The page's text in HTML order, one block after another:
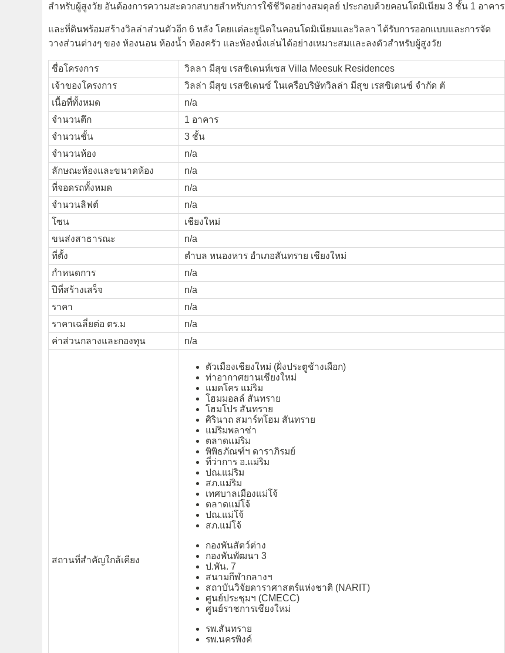
สำหรับผู้สูงวัย อันต้องการความสะดวกสบายสำหรับการใช้ชีวิตอย่างสมดุลย์ ประกอบด้วยคอนโดมิเนียม 3 ชั้น 1 อาคาร
และที่ดินพร้อมสร้างวิลล่าส่วนตัวอีก 6 หลัง โดยแต่ละยูนิตในคอนโดมิเนียมและวิลลา ได้รับการออกแบบและการจัด
วางส่วนต่างๆ ของ ห้องนอน ห้องน้ำ ห้องครัว และห้องนั่งเล่นได้อย่างเหมาะสมและลงตัวสำหรับผู้สูงวัย
ชื่อโครงการ
วิลลา มีสุข เรสซิเดนท์เซส Villa Meesuk Residences
เจ้าของโครงการ
วิลล่า มีสุข เรสซิเดนซ์ ในเครือบริษัทวิลล่า มีสุข เรสซิเดนซ์ จำกัด ตั
เนื้อที่ทั้งหมด
n/a
จำนวนตึก
1 อาคาร
จำนวนชั้น
3 ชั้น
จำนวนห้อง
n/a
ลักษณะห้องและขนาดห้อง
n/a
ที่จอดรถทั้งหมด
n/a
จำนวนลิฟต์
n/a
โซน
เชียงใหม่
ขนส่งสาธารณะ
n/a
ที่ตั้ง
ตำบล หนองหาร อำเภอสันทราย เชียงใหม่
กำหนดการ
n/a
ปีที่สร้างเสร็จ
n/a
ราคา
n/a
ราคาเฉลี่ยต่อ ตร.ม
n/a
ค่าส่วนกลางและกองทุน
n/a
สถานที่สำคัญใกล้เคียง
ตัวเมืองเชียงใหม่ (ฝั่งประตูช้างเผือก)
ท่าอากาศยานเชียงใหม่
แมคโคร แม่ริม
โฮมมอลล์ สันทราย
โฮมโปร สันทราย
ศิรินาถ สมาร์ทโฮม สันทราย
แม่ริมพลาซ่า
ตลาดแม่ริม
พิพิธภัณฑ์ฯ ดาราภิรมย์
ที่ว่าการ อ.แม่ริม
ปณ.แม่ริม
สภ.แม่ริม
เทศบาลเมืองแม่โจ้
ตลาดแม่โจ้
ปณ.แม่โจ้
สภ.แม่โจ้
กองพันสัตว์ต่าง
กองพันพัฒนา 3
ป.พัน. 7
สนามกีฬากลางฯ
สถาบันวิจัยดาราศาสตร์แห่งชาติ (NARIT)
ศูนย์ประชุมฯ (CMECC)
ศูนย์ราชการเชียงใหม่
รพ.สันทราย
รพ.นครพิงค์